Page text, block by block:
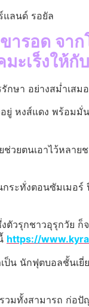
แลนด์ รอยัล
รอด จา
ะเร็งให้กั
กษา อย่างสม่ำเสม
หงส์แดง พร้อมมั่
วยตนเอาไว้หลา
ระทั่งตอนซัมเมอ
วรุกชาวอุรุกวัย
https://
น นักฟุตบอลชั้นเยี่
มทั้งสามารถ ก่อ